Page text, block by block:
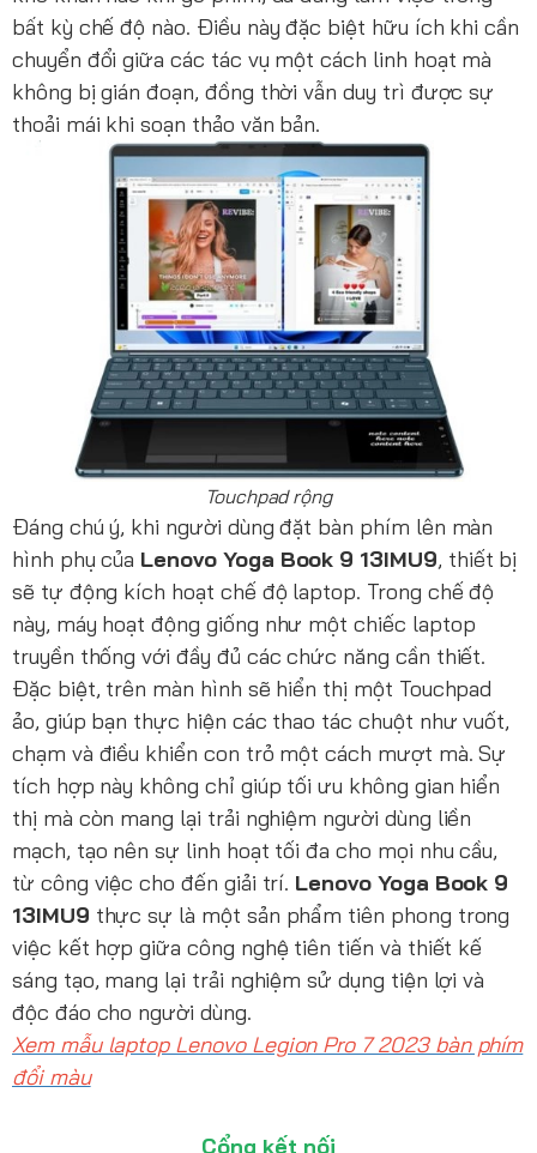
bất kỳ chế độ nào. Điều này đặc biệt hữu ích khi cần
chuyển đổi giữa các tác vụ một cách linh hoạt mà
không bị gián đoạn, đồng thời vẫn duy trì được sự
thoải mái khi soạn thảo văn bản.
Touchpad rộng
Đáng chú ý, khi người dùng đặt bàn phím lên màn
hình phụ của Lenovo Yoga Book 9 13IMU9, thiết bị
sẽ tự động kích hoạt chế độ laptop. Trong chế độ
này, máy hoạt động giống như một chiếc laptop
truyền thống với đầy đủ các chức năng cần thiết.
Đặc biệt, trên màn hình sẽ hiển thị một Touchpad
ảo, giúp bạn thực hiện các thao tác chuột như vuốt,
chạm và điều khiển con trỏ một cách mượt mà. Sự
tích hợp này không chỉ giúp tối ưu không gian hiển
thị mà còn mang lại trải nghiệm người dùng liền
mạch, tạo nên sự linh hoạt tối đa cho mọi nhu cầu,
từ công việc cho đến giải trí. Lenovo Yoga Book 9
13IMU9 thực sự là một sản phẩm tiên phong trong
việc kết hợp giữa công nghệ tiên tiến và thiết kế
sáng tạo, mang lại trải nghiệm sử dụng tiện lợi và
độc đáo cho người dùng.
Xem mẫu laptop Lenovo Legion Pro 7 2023 bàn phím
đổi màu
Cổng kết nối